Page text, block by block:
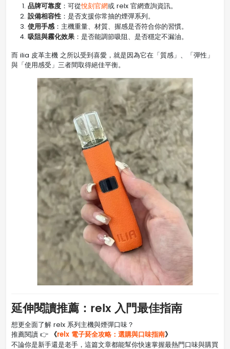
品牌可靠度 ：可從悅刻官網或 relx 官網查詢資訊。
設備相容性 ：是否支援你常抽的煙彈系列。
使用手感 ：主機重量、材質、握感是否符合你的習慣。
吸阻與霧化效果 ：是否能調節吸阻、是否穩定不漏油。
而 ilia 皮革主機 之所以受到喜愛，就是因為它在「質感」、「彈性」
與「使用感受」三者間取得絕佳平衡。
延伸閱讀推薦：relx 入門最佳指南
想更全面了解 relx 系列主機與煙彈口味？
推薦閱讀 👉
《relx 電子菸全攻略：選購與口味指南》
不論你是新手還是老手，這篇文章都能幫你快速掌握最熱門口味與購買